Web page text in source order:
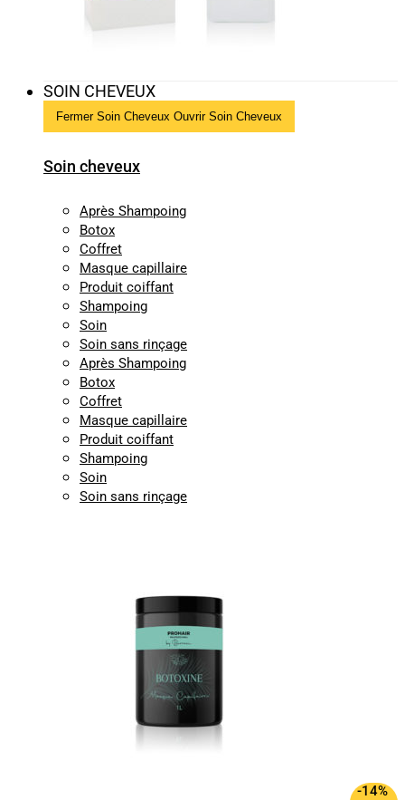
SOIN CHEVEUX
Fermer Soin Cheveux Ouvrir Soin Cheveux
Soin cheveux
Après Shampoing
Botox
Coffret
Masque capillaire
Produit coiffant
Shampoing
Soin
Soin sans rinçage
Après Shampoing
Botox
Coffret
Masque capillaire
Produit coiffant
Shampoing
Soin
Soin sans rinçage
-14%